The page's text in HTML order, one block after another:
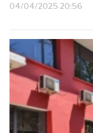
04/04/2025 20:56